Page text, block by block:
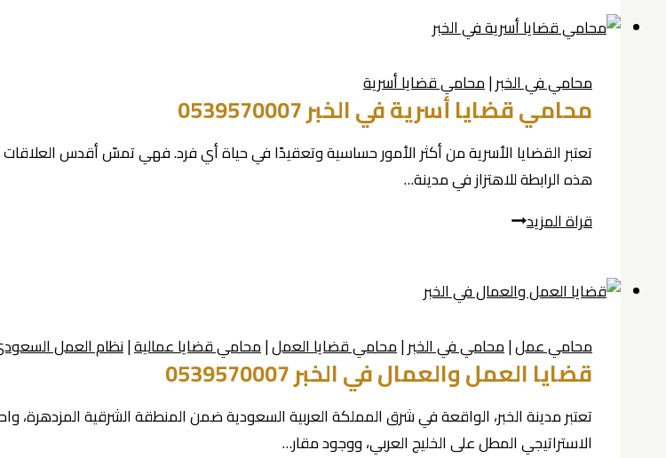
في
0539570007محامي في الخبر|محامي قضايا أسرية
محامي قضايا أسرية في الخبر 0539570007
تعتبر القضايا الأسرية من أكثر الأمور حساسية وتعقيدًا في حياة أي فرد. فهي تمسّ أقدس العلاقات
هذه الرابطة للاهتزاز في مدينة…
قراة المزيدمحامي
في
0539570007محامي عمل|محامي في الخبر|محامي قضايا العمل|محامي قضايا عمالية|نظام العمل
قضايا العمل والعمال في الخبر 0539570007
تعتبر مدينة الخبر، الواقعة في شرق المملكة العربية السعودية ضمن المنطقة الشرقية المزدهرة،
الاستراتيجي المطل على الخليج العربي، ووجود مقار…